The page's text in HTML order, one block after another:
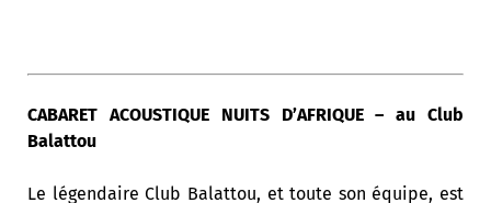
CABARET ACOUSTIQUE NUITS D’AFRIQUE – au Club
Balattou
Le légendaire Club Balattou, et toute son équipe, est